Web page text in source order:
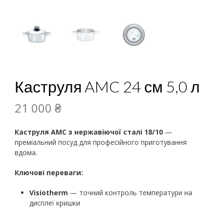
Каструля AMC 24 см 5,0 л
21 000 ₴
Каструля AMC з нержавіючої сталі 18/10 —
преміальний посуд для професійного приготування
вдома.
Ключові переваги:
Visiotherm — точний контроль температури на
дисплеї кришки